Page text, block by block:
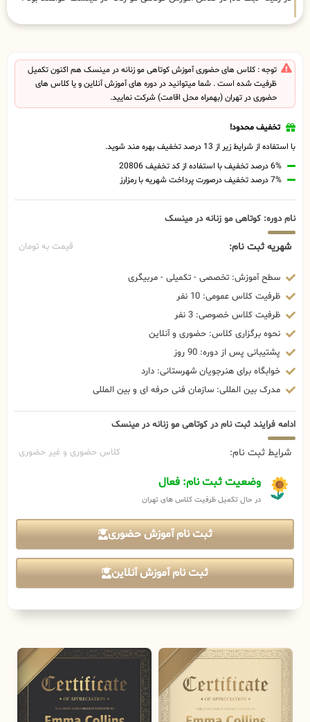
توجه : کلاس های حضوری آموزش کوتاهی مو زنانه در مینسک هم اکنون تکمیل
ظرفیت شده است . شما میتوانید در دوره های آموزش آنلاین و یا کلاس های
حضوری در تهران (بهمراه محل اقامت) شرکت نمایید.
تخفیف محدود!
با استفاده از شرایط زیر از 13 درصد تخفیف بهره مند شوید.
6% درصد تخفیف با استفاده از کد تخفیف 20806
7% درصد تخفیف درصورت پرداخت شهریه با رمزارز
نام دوره: کوتاهی مو زنانه در مینسک
شهریه ثبت نام: قیمت به تومان
سطح آموزش: تخصصی - تکمیلی - مربیگری
ظرفیت کلاس عمومی: 10 نفر
ظرفیت کلاس خصوصی: 3 نفر
نحوه برگزاری کلاس: حضوری و آنلاین
پشتیبانی پس از دوره: 90 روز
خوابگاه برای هنرجویان شهرستانی: دارد
مدرک بین المللی: سازمان فنی حرفه ای و بین المللی
ادامه فرایند ثبت نام در کوتاهی مو زنانه در مینسک
شرایط ثبت نام: کلاس حضوری و غیر حضوری
وضعیت ثبت نام: فعال
در حال تکمیل ظرفیت کلاس های تهران
ثبت نام آموزش حضوری
ثبت نام آموزش آنلاین